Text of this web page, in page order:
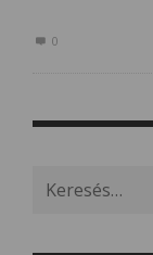
0
for: